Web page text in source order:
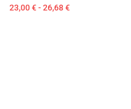
23,00 € - 26,68 €